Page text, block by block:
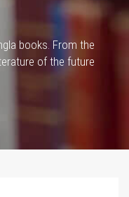
books. From the
of the future